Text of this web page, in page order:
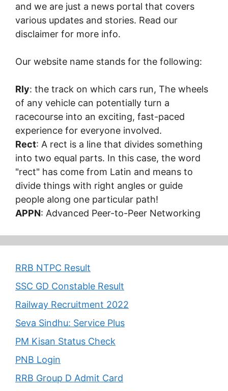
and we are just a news portal that covers
various updates and stories. Read our
disclaimer for more info.
Our website name stands for the following:
Rly: the track on which cars run, The wheels
of any vehicle can potentially turn a
racecourse into an exciting, fast-paced
experience for everyone involved.
Rect: A rect is a line that divides something
into two equal parts. In this case, the word
"rect" has come from Latin and means to
divide things with right angles or guide
people along one particular path!
APPN: Advanced Peer-to-Peer Networking
RRB NTPC Result
SSC GD Constable Result
Railway Recruitment 2022
Seva Sindhu: Service Plus
PM Kisan Status Check
PNB Login
RRB Group D Admit Card